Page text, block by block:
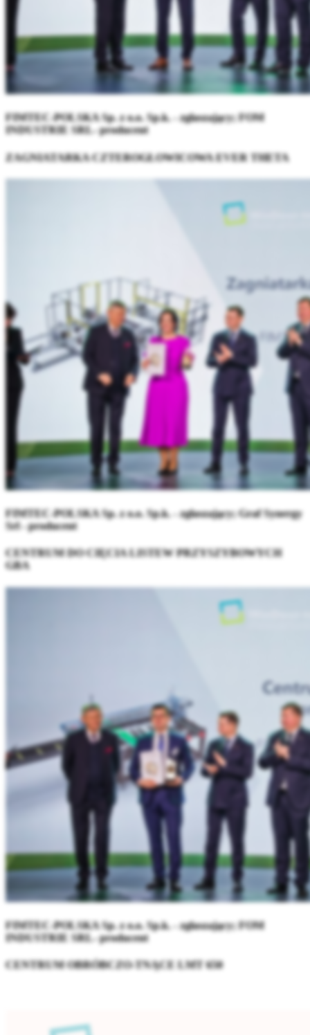
FIMTEC-POLSKA Sp. z o.o. Sp.k. - zgłaszający; FOM
INDUSTRIE SRL- producent
ZAGNIATARKA CZTEROGŁOWICOWA EVER THETA
FIMTEC-POLSKA Sp. z o.o. Sp.k. - zgłaszający; Graf Synergy
Srl - producent
CENTRUM DO CIĘCIA LISTEW PRZYSZYBOWYCH
GBA
FIMTEC-POLSKA Sp. z o.o. Sp.k. - zgłaszający; FOM
INDUSTRIE SRL- producent
CENTRUM OBRÓBCZO-TNĄCE LMT 650